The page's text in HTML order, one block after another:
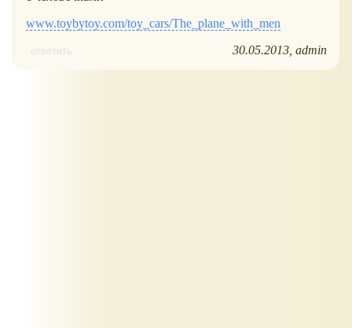
www.toybytoy.com/toy_cars/The_plane_with_men
ответить 30.05.2013 admin